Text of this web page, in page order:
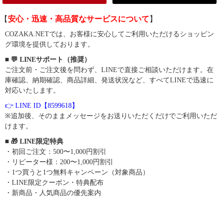
【安心・迅速・高品質なサービスについて 】
COZAKA.NETでは、お客様に安心してご利用いただけるショッピン
グ環境を提供しております。
■ 💬 LINEサポート（推奨）
ご注文前・ご注文後を問わず、LINEで直接ご相談いただけます。在
庫確認、納期確認、商品詳細、発送状況など、すべてLINEで迅速に
対応いたします。
👉 LINE ID【8599618】
※追加後、そのままメッセージをお送りいただくだけでご利用いただ
けます。
■ 🎁 LINE限定特典
・初回ご注文：500〜1,000円割引
・リピーター様：200〜1,000円割引
・1つ買うと1つ無料キャンペーン（対象商品）
・LINE限定クーポン・特典配布
・新商品・人気商品の優先案内